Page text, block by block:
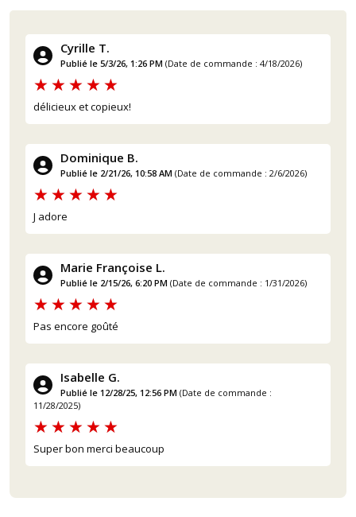
(3 avis)
Cyrille T.
Publié le 5/3/26, 1:26 PM (Date de commande : 4/18/2026)
délicieux et copieux!
Dominique B.
Publié le 2/21/26, 10:58 AM (Date de commande : 2/6/2026)
J adore
Marie Françoise L.
Publié le 2/15/26, 6:20 PM (Date de commande : 1/31/2026)
Pas encore goûté
Isabelle G.
Publié le 12/28/25, 12:56 PM (Date de commande :
11/28/2025)
Super bon merci beaucoup